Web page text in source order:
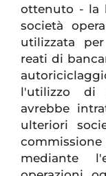
ottenuto - la
società
utilizzata
reati di
l'utilizzo di
avrebbe
ulteriori
mediante